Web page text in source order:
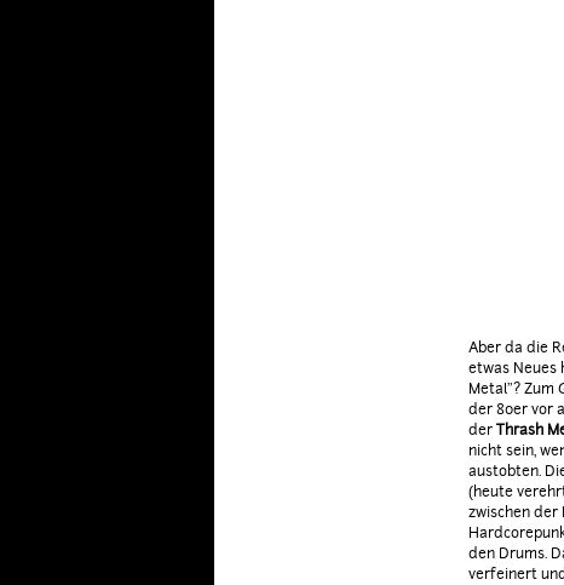
Aber da die
etwas Neues
Metal"? Zum
der 80er vor
derThrash
nicht sein,
austobten.
(heute
zwischen der
den Drums.
verfeinert